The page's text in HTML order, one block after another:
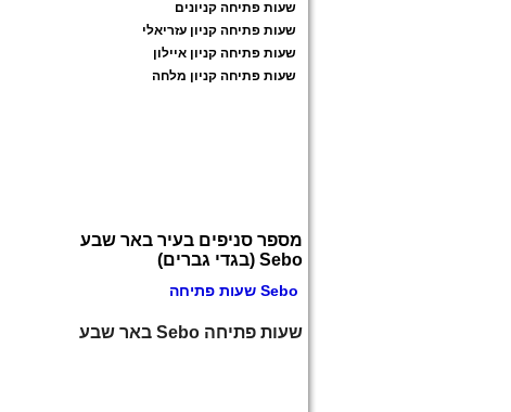
שעות פתיחה קניונים
שעות פתיחה קניון עזריאלי
שעות פתיחה קניון איילון
שעות פתיחה קניון מלחה
מספר סניפים בעיר באר שבע
Sebo (בגדי גברים)
Sebo שעות פתיחה
שעות פתיחה Sebo באר שבע